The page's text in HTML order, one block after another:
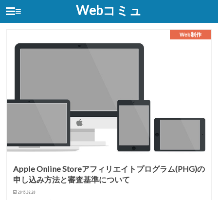
Webコミュ
≡
Web制作
Apple Online Storeアフィリエイトプログラム(PHG)の
申し込み方法と審査基準について
2015.02.20